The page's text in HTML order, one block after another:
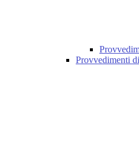
Provvedimenti